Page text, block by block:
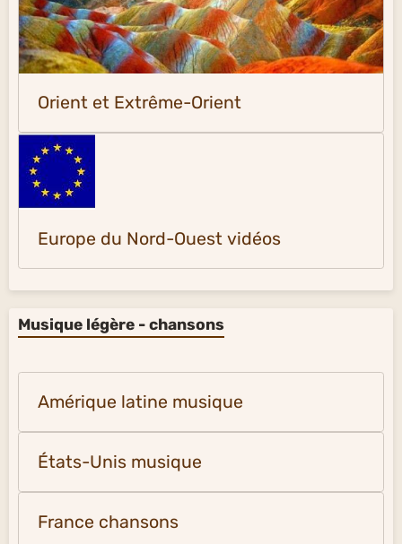
Orient et Extrême-Orient
Europe du Nord-Ouest vidéos
Musique légère - chansons
Amérique latine musique
États-Unis musique
France chansons